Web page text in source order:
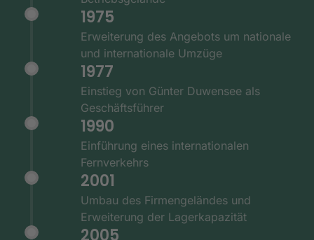
1975
Erweiterung des Angebots um nationale
und internationale Umzüge
1977
Einstieg von Günter Duwensee als
Geschäftsführer
1990
Einführung eines internationalen
Fernverkehrs
2001
Umbau des Firmengeländes und
Erweiterung der Lagerkapazität
2005